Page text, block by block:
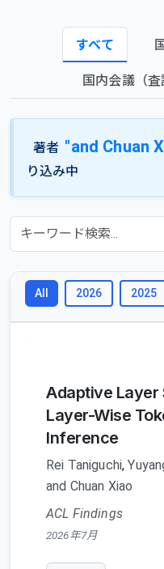
すべて
国内会議（査
著者 "and Chuan
り込み中
All 2026 2025
Adaptive
Layer-Wise
Inference
Rei Taniguchi,
and Chuan Xiao
ACL Findings
2026年7月